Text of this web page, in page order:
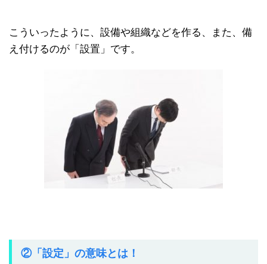
こういったように、設備や組織などを作る、また、備
え付けるのが「設置」です。
②「設定」の意味とは！